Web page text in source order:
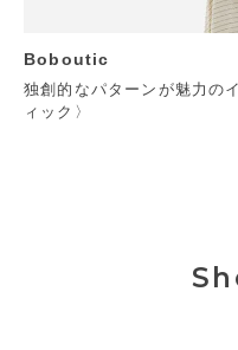
Boboutic
独創的なパターンが魅力の
ィック〉